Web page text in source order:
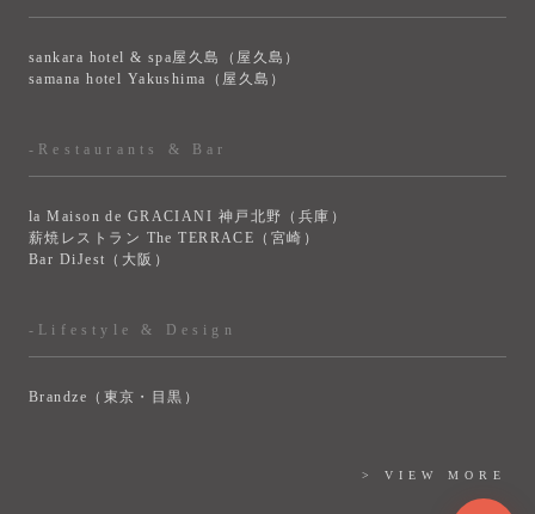
sankara hotel & spa屋久島（屋久島）
samana hotel Yakushima（屋久島）
-Restaurants & Bar
la Maison de GRACIANI 神戸北野（兵庫）
薪焼レストラン The TERRACE（宮崎）
Bar DiJest（大阪）
-Lifestyle & Design
Brandze（東京・目黒）
> VIEW MORE